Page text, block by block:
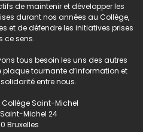
de maintenir et développer les
durant nos années au Collège,
et de défendre les initiatives prises
ce sens.
tous besoin les uns des autres
plaque tournante d’information et
entre nous.
Collège Saint-Michel
Michel 24
Bruxelles